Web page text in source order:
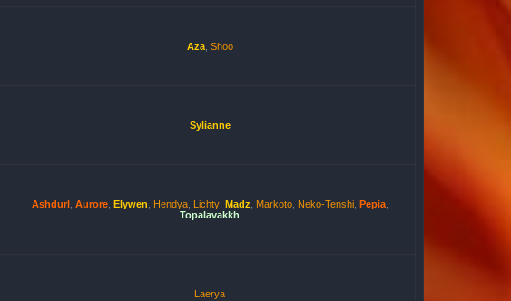
Aza, Shoo
Sylianne
Ashdurl, Aurore, Elywen Hendya, Lichty, Madz Markoto, Neko-Tenshi, Pepia,
Topalavakkh
Laerya